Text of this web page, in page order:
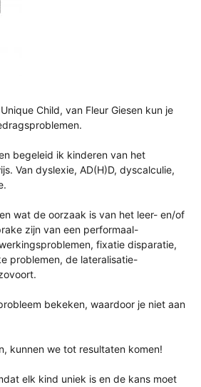
Child, van Fleur Giesen kun je
begeleid ik kinderen van het
Van dyslexie, AD(H)D, dyscalculie,
wat de oorzaak is van het leer- en/of
zijn van een performaal-
fixatie disparatie,
problemen, de lateralisatie-
bekeken, waardoor je niet aan
kunnen we tot resultaten komen!
elk kind uniek is en de kans moet